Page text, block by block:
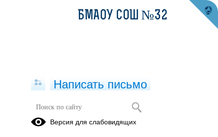
Готов ли ребёнок к школе?
БМАОУ СОШ №32
Написать письмо
Версия для слабовидящих